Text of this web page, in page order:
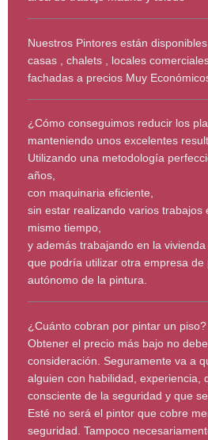
Nuestros Pintores están
casas , chalets , locales
fachadas a precios Muy
¿Cómo conseguimos reducir los
manteniendo unos excelentes
Utilizando una metodología
años,
con maquinaria eficiente,
sin estar realizando varios trabajos
mismo tiempo,
y además trabajando en la
que podría utilizar otra empresa
autónomo de la pintura.
¿Cuánto cobran por pintar un piso?
Obtener el precio más bajo no
consideración. Seguramente va a
alguien con habilidad, experiencia,
consciente de la seguridad y que
Esté no será el pintor que cobre
seguridad. Tampoco